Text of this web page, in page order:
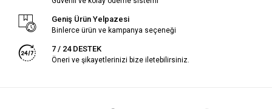
Geniş Ürün Yelpazesi
Binlerce ürün ve kampanya seçeneği
7 / 24 DESTEK
Öneri ve şikayetlerinizi bize iletebilirsiniz.